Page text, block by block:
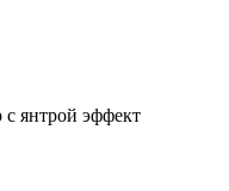
янтрой эффект